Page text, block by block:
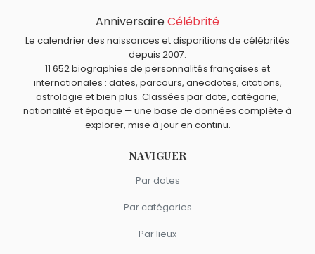
, Chadli Bendjedid, Anouar el-Sadate
comme Bette Davis.
Quels acteurs américains sont nés en 1908 comme Bette
Lionel Stander,Mel Blanc
LombardetNedra Volzsont nés en 1908.
Quels acteurs américains sont du signe Bélier comme
Bette Davis ?
Elizabeth Montgomery,Steve McQueen,Kristen Stewart
Leonard NimoyetJennifer Espositosont du signe Bélier.
AnniversaireCélébrité
Le calendrier des naissances et disparitions de célébrités
depuis 2007.
11 652 biographies de personnalités françaises et
internationales : dates, parcours, anecdotes, citations,
astrologie et bien plus. Classées par date, catégorie,
nationalité et époque — une base de données complète à
explorer, mise à jour en continu.
NAVIGUER
Par dates
Par catégories
Par lieux